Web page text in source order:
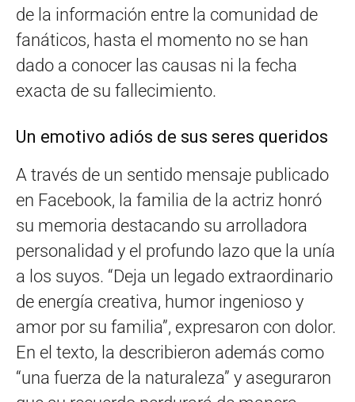
de la información entre la comunidad de
fanáticos, hasta el momento no se han
dado a conocer las causas ni la fecha
exacta de su fallecimiento.
Un emotivo adiós de sus seres queridos
A través de un sentido mensaje publicado
en Facebook, la familia de la actriz honró
su memoria destacando su arrolladora
personalidad y el profundo lazo que la unía
a los suyos. “Deja un legado extraordinario
de energía creativa, humor ingenioso y
amor por su familia”, expresaron con dolor.
En el texto, la describieron además como
“una fuerza de la naturaleza” y aseguraron